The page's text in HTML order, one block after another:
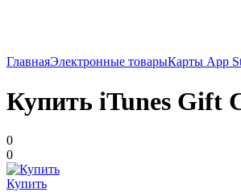
ГлавнаяЭлектронные товарыКарты App
Купить iTunes Gift
0
0
Купить